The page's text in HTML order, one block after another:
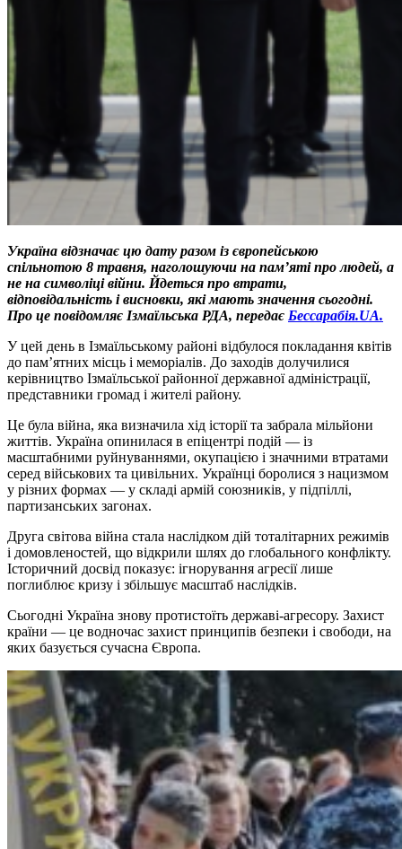
Україна відзначає цю дату разом із європейською
спільнотою 8 травня, наголошуючи на пам’яті про людей, а
не на символіці війни. Йдеться про втрати,
відповідальність і висновки, які мають значення сьогодні.
Про це повідомляє Ізмаїльська РДА, передає Бессарабія.UA.
У цей день в Ізмаїльському районі відбулося покладання квітів
до пам’ятних місць і меморіалів. До заходів долучилися
керівництво Ізмаїльської районної державної адміністрації,
представники громад і жителі району.
Це була війна, яка визначила хід історії та забрала мільйони
життів. Україна опинилася в епіцентрі подій — із
масштабними руйнуваннями, окупацією і значними втратами
серед військових та цивільних. Українці боролися з нацизмом
у різних формах — у складі армій союзників, у підпіллі,
партизанських загонах.
Друга світова війна стала наслідком дій тоталітарних режимів
і домовленостей, що відкрили шлях до глобального конфлікту.
Історичний досвід показує: ігнорування агресії лише
поглиблює кризу і збільшує масштаб наслідків.
Сьогодні Україна знову протистоїть державі-агресору. Захист
країни — це водночас захист принципів безпеки і свободи, на
яких базується сучасна Європа.